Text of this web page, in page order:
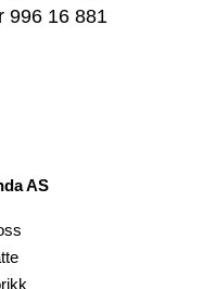
996 16 881
AS